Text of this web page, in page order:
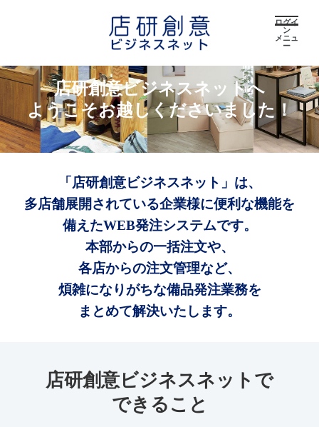
ログイ
ン
メニュ
ー
店研創意ビジネスネットへ
ようこそお越しくださいました！
「店研創意ビジネスネット」は、
多店舗展開されている企業様に便利な機能を
備えたWEB発注システムです。
本部からの一括注文や、
各店からの注文管理など、
煩雑になりがちな備品発注業務を
まとめて解決いたします。
店研創意ビジネスネットで
できること